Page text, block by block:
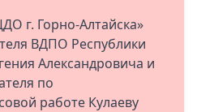
г. Горно-Алтайска»
ВДПО Республики
Александровича и
по
работе Кулаеву